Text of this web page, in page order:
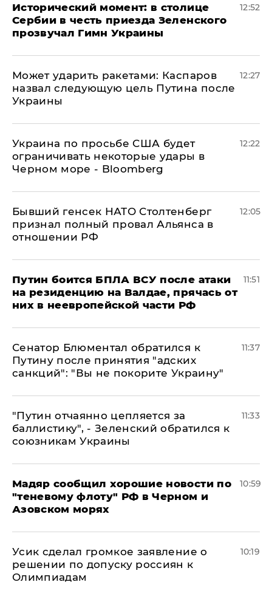
Исторический момент: в столице
Сербии в честь приезда Зеленского
прозвучал Гимн Украины
12:52
Может ударить ракетами: Каспаров
назвал следующую цель Путина после
Украины
12:27
Украина по просьбе США будет
ограничивать некоторые удары в
Черном море - Bloomberg
12:22
Бывший генсек НАТО Столтенберг
признал полный провал Альянса в
отношении РФ
12:05
Путин боится БПЛА ВСУ после атаки
на резиденцию на Валдае, прячась от
них в неевропейской части РФ
11:51
Сенатор Блюментал обратился к
Путину после принятия "адских
санкций": "Вы не покорите Украину"
11:37
"Путин отчаянно цепляется за
баллистику", - Зеленский обратился к
союзникам Украины
11:33
Мадяр сообщил хорошие новости по
"теневому флоту" РФ в Черном и
Азовском морях
10:59
Усик сделал громкое заявление о
решении по допуску россиян к
Олимпиадам
10:19